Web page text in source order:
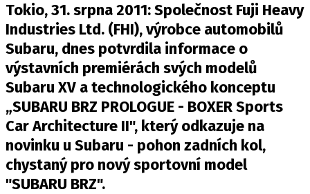
RALLY
OSTATNÍ
TISKOVKY
ROZHOVORY
DAKAR
Z DOMOVA
ZE SVĚTA
Tokio, 31. srpna 2011: Společnost Fuji Heavy
Industries Ltd. (FHI), výrobce automobilů
Subaru, dnes potvrdila informace o
výstavních premiérách svých modelů
Subaru XV a technologického konceptu
„SUBARU BRZ PROLOGUE - BOXER Sports
Car Architecture II", který odkazuje na
novinku u Subaru - pohon zadních kol,
chystaný pro nový sportovní model
"SUBARU BRZ".